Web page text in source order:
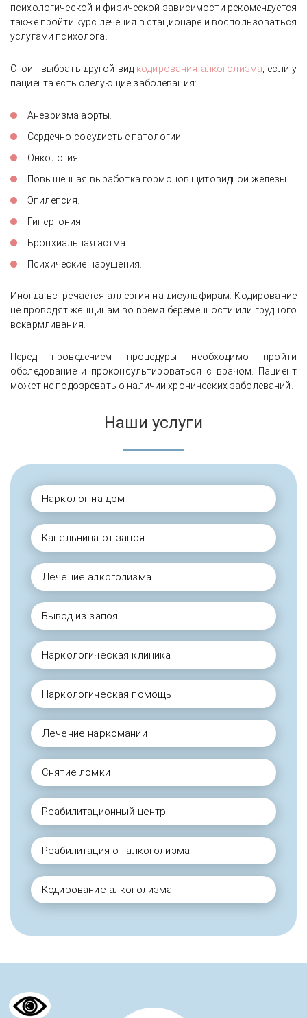
психологической и физической зависимости рекомендуется
также пройти курс лечения в стационаре и воспользоваться
услугами психолога.
Стоит выбрать другой вид кодирования алкоголизма , если у
пациента есть следующие заболевания:
Аневризма аорты.
Сердечно-сосудистые патологии.
Онкология.
Повышенная выработка гормонов щитовидной железы.
Эпилепсия.
Гипертония.
Бронхиальная астма.
Психические нарушения.
Иногда встречается аллергия на дисульфирам. Кодирование
не проводят женщинам во время беременности или грудного
вскармливания.
Перед проведением процедуры необходимо пройти
обследование и проконсультироваться с врачом. Пациент
может не подозревать о наличии хронических заболеваний.
Наши услуги
Нарколог на дом
Капельница от запоя
Лечение алкоголизма
Вывод из запоя
Наркологическая клиника
Наркологическая помощь
Лечение наркомании
Снятие ломки
Реабилитационный центр
Реабилитация от алкоголизма
Кодирование алкоголизма